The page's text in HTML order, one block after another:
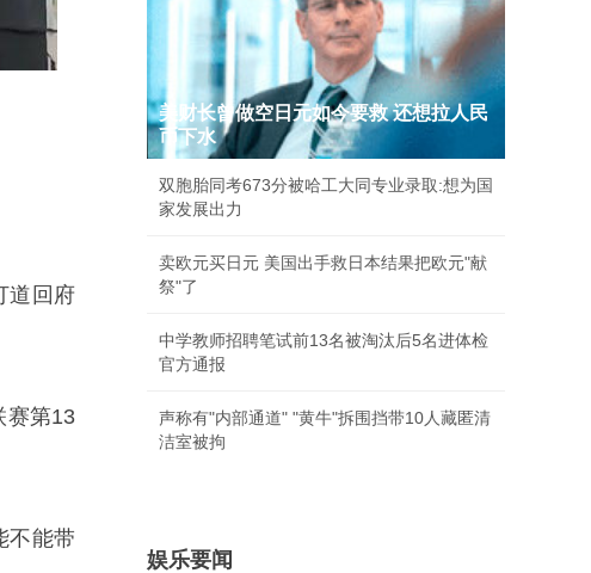
道回府
赛第13
不能带
美财长曾做空日元如今要救 还想拉人民
币下水
双胞胎同考673分被哈工大同专业录取:想为国
家发展出力
卖欧元买日元 美国出手救日本结果把欧元"献
祭"了
中学教师招聘笔试前13名被淘汰后5名进体检
官方通报
声称有"内部通道" "黄牛"拆围挡带10人藏匿清
洁室被拘
娱乐要闻